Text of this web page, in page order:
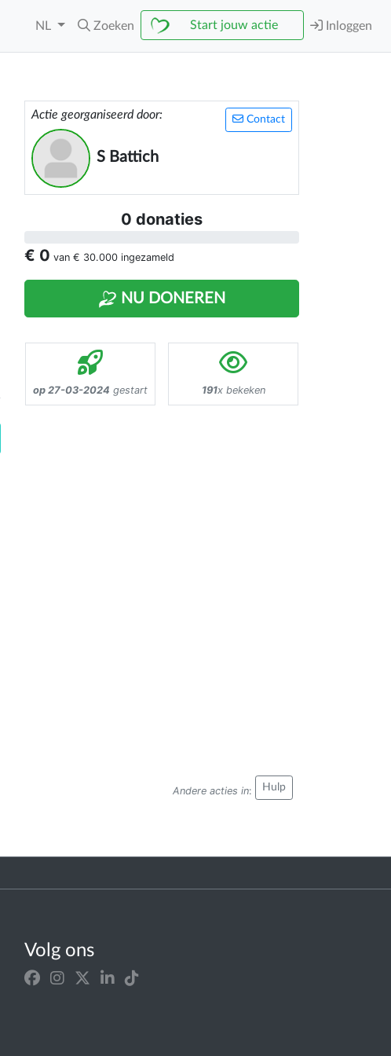
NL Zoeken Start jouw actie Inloggen
Contact
Actie georganiseerd door:
S Battich
0 donaties
€ 0 van € 30.000 ingezameld
NU DONEREN
op 27-03-2024 gestart 191x bekeken
Andere acties in: Hulp
Volg ons